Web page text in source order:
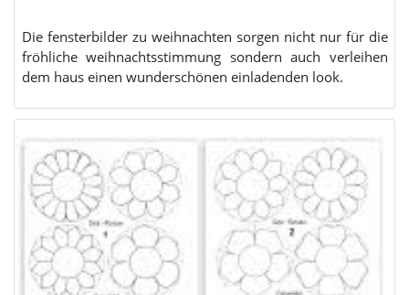
Die fensterbilder zu weihnachten sorgen nicht nur für die
fröhliche weihnachtsstimmung sondern auch verleihen
dem haus einen wunderschönen einladenden look.